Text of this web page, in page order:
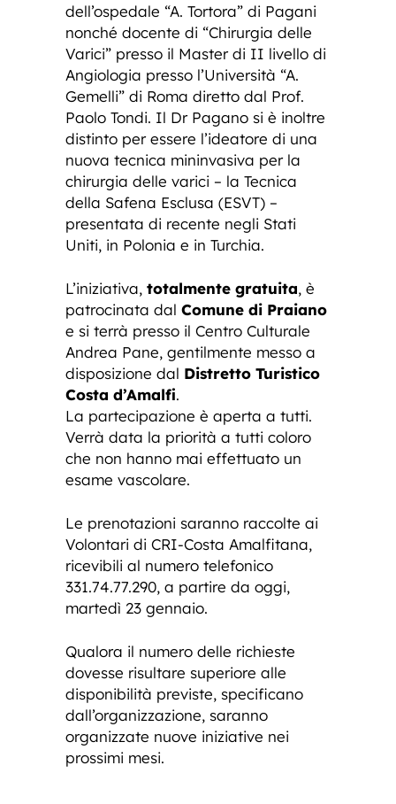
dell’ospedale “A. Tortora” di Pagani
nonché docente di “Chirurgia delle
Varici” presso il Master di II livello di
Angiologia presso l’Università “A.
Gemelli” di Roma diretto dal Prof.
Paolo Tondi. Il Dr Pagano si è inoltre
distinto per essere l’ideatore di una
nuova tecnica mininvasiva per la
chirurgia delle varici – la Tecnica
della Safena Esclusa (ESVT) –
presentata di recente negli Stati
Uniti, in Polonia e in Turchia.
L’iniziativa, totalmente gratuita, è
patrocinata dal Comune di Praiano
e si terrà presso il Centro Culturale
Andrea Pane, gentilmente messo a
disposizione dal Distretto Turistico
Costa d’Amalfi.
La partecipazione è aperta a tutti.
Verrà data la priorità a tutti coloro
che non hanno mai effettuato un
esame vascolare.
Le prenotazioni saranno raccolte ai
Volontari di CRI-Costa Amalfitana,
ricevibili al numero telefonico
331.74.77.290, a partire da oggi,
martedì 23 gennaio.
Qualora il numero delle richieste
dovesse risultare superiore alle
disponibilità previste, specificano
dall’organizzazione, saranno
organizzate nuove iniziative nei
prossimi mesi.